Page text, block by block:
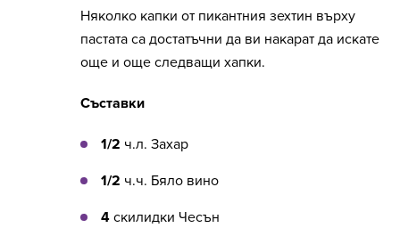
Няколко капки от пикантния зехтин върху
пастата са достатъчни да ви накарат да искате
още и още следващи хапки.
Съставки
1/2 ч.л. Захар
1/2 ч.ч. Бяло вино
4 скилидки Чесън